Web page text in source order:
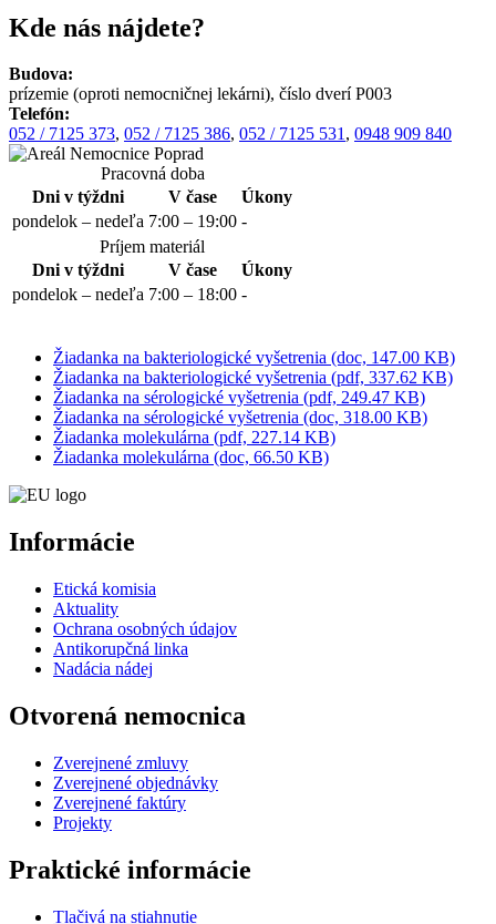
Kde nás nájdete?
Budova:
prízemie (oproti nemocničnej lekárni), číslo dverí P003
Telefón:
052 / 7125 373, 052 / 7125 386, 052 / 7125 531, 0948 909 840
Pracovná doba
Dni v týždni
V čase
Úkony
pondelok – nedeľa 7:00 – 19:00 -
Príjem materiál
Dni v týždni
V čase
Úkony
pondelok – nedeľa 7:00 – 18:00 -
Žiadanka na bakteriologické vyšetrenia (doc, 147.00 KB)
Žiadanka na bakteriologické vyšetrenia (pdf, 337.62 KB)
Žiadanka na sérologické vyšetrenia (pdf, 249.47 KB)
Žiadanka na sérologické vyšetrenia (doc, 318.00 KB)
Žiadanka molekulárna (pdf, 227.14 KB)
Žiadanka molekulárna (doc, 66.50 KB)
Informácie
Etická komisia
Aktuality
Ochrana osobných údajov
Antikorupčná linka
Nadácia nádej
Otvorená nemocnica
Zverejnené zmluvy
Zverejnené objednávky
Zverejnené faktúry
Projekty
Praktické informácie
Tlačivá na stiahnutie